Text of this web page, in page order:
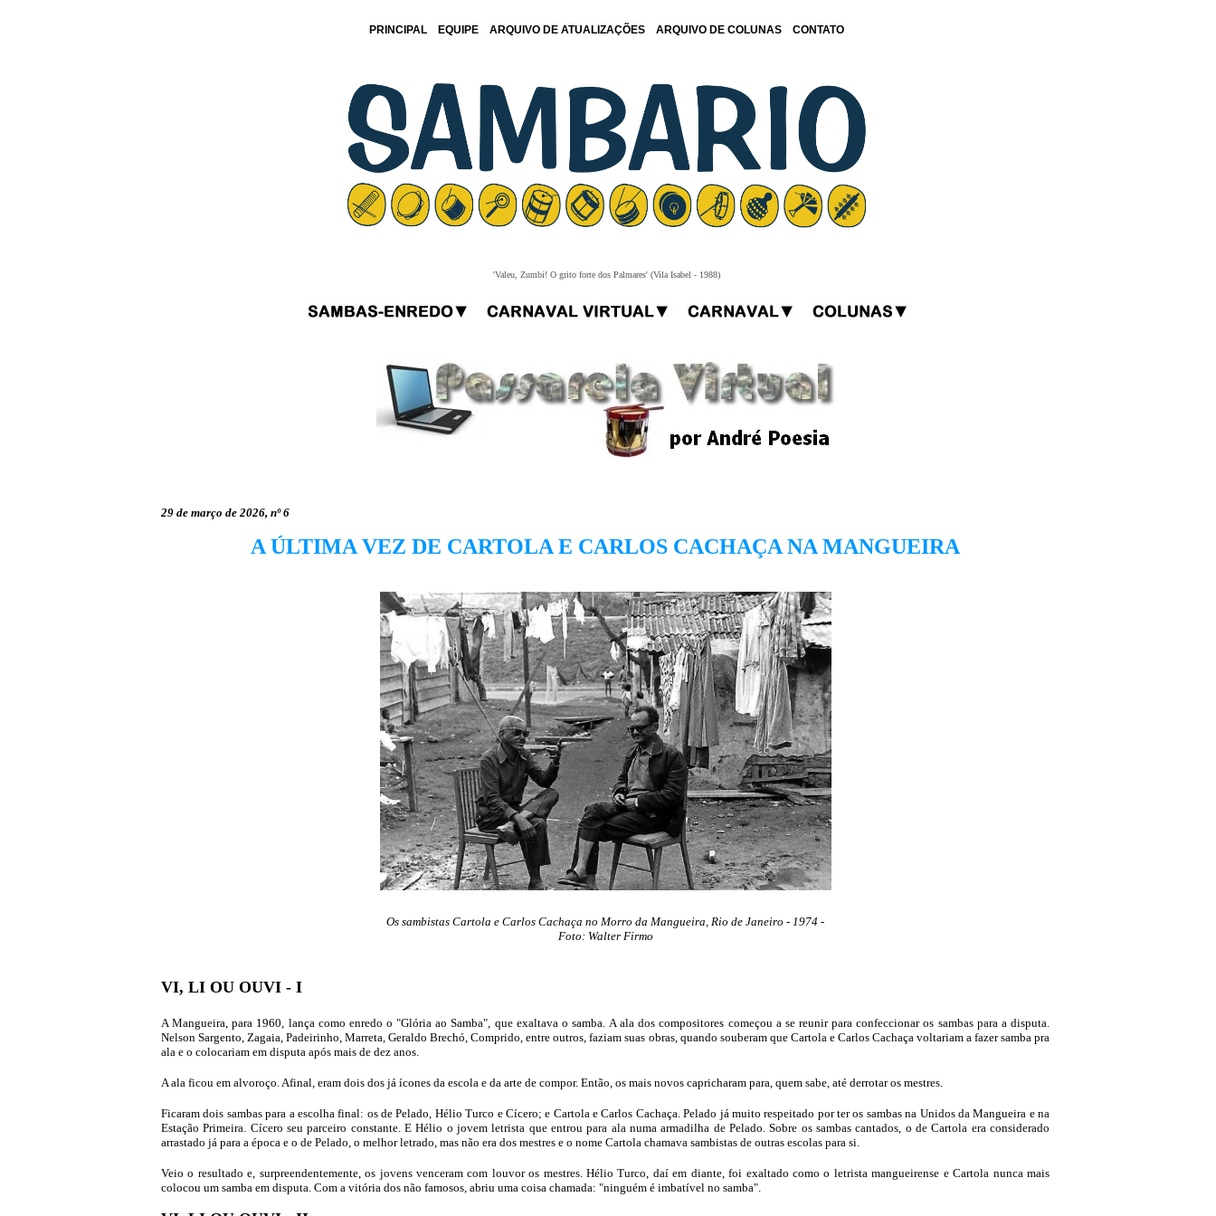
PRINCIPAL EQUIPE ARQUIVO DE ATUALIZAÇÕES ARQUIVO DE COLUNAS CONTATO
'Valeu, Zumbi! O grito forte dos Palmares' (Vila Isabel - 1988)
29 de março de 2026, nº 6
A ÚLTIMA VEZ DE CARTOLA E CARLOS CACHAÇA NA MANGUEIRA
Os sambistas Cartola e Carlos Cachaça no Morro da Mangueira, Rio de Janeiro - 1974 -
Foto: Walter Firmo
VI, LI OU OUVI - I
A Mangueira, para 1960, lança como enredo o "Glória ao Samba", que exaltava o samba. A ala dos compositores começou a se reunir para confeccionar os sambas para a disputa.
Nelson Sargento, Zagaia, Padeirinho, Marreta, Geraldo Brechó, Comprido, entre outros, faziam suas obras, quando souberam que Cartola e Carlos Cachaça voltariam a fazer samba pra
ala e o colocariam em disputa após mais de dez anos.
A ala ficou em alvoroço. Afinal, eram dois dos já ícones da escola e da arte de compor. Então, os mais novos capricharam para, quem sabe, até derrotar os mestres.
Ficaram dois sambas para a escolha final: os de Pelado, Hélio Turco e Cícero; e Cartola e Carlos Cachaça. Pelado já muito respeitado por ter os sambas na Unidos da Mangueira e na
Estação Primeira. Cícero seu parceiro constante. E Hélio o jovem letrista que entrou para ala numa armadilha de Pelado. Sobre os sambas cantados, o de Cartola era considerado
arrastado já para a época e o de Pelado, o melhor letrado, mas não era dos mestres e o nome Cartola chamava sambistas de outras escolas para si.
Veio o resultado e, surpreendentemente, os jovens venceram com louvor os mestres. Hélio Turco, daí em diante, foi exaltado como o letrista mangueirense e Cartola nunca mais
colocou um samba em disputa. Com a vitória dos não famosos, abriu uma coisa chamada: "ninguém é imbatível no samba".